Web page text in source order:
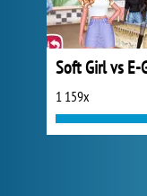
1 159x